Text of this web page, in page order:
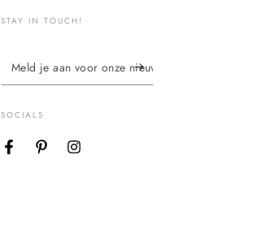
STAY IN TOUCH!
Meld
je
aan
voor
SOCIALS
FacebookPinterestInstagram